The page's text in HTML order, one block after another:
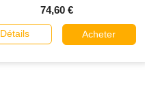
74,60 €
Détails Acheter